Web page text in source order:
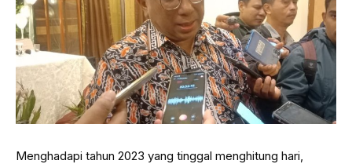
Menghadapi tahun 2023 yang tinggal menghitung hari,